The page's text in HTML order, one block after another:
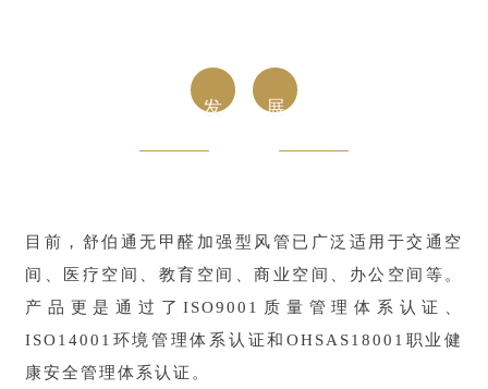
发 展
目前，舒伯通无甲醛加强型风管已广泛适用于交通空
间、医疗空间、教育空间、商业空间、办公空间等。
产品更是通过了ISO9001质量管理体系认证、
ISO14001环境管理体系认证和OHSAS18001职业健
康安全管理体系认证。